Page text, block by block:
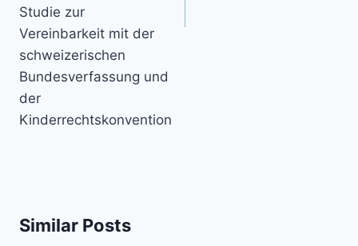
Studie zur
Vereinbarkeit mit der
schweizerischen
Bundesverfassung und
der
Kinderrechtskonvention
Similar Posts